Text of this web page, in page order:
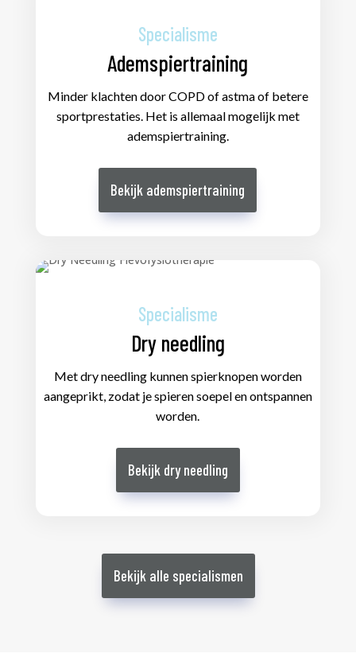
Specialisme
Ademspiertraining
Minder klachten door COPD of astma of betere
sportprestaties. Het is allemaal mogelijk met
ademspiertraining.
Bekijk ademspiertraining
Specialisme
Dry needling
Met dry needling kunnen spierknopen worden
aangeprikt, zodat je spieren soepel en ontspannen
worden.
Bekijk dry needling
Bekijk alle specialismen